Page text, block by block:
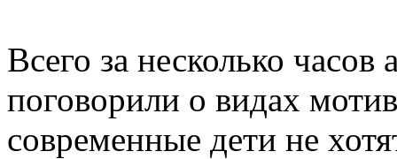
Всего за несколько
поговорили о видах
современные дети не